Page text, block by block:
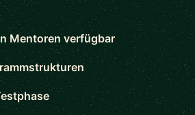
Mentoren verfügbar